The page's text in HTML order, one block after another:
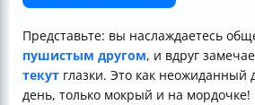
Представьте: вы наслаждаетесь
пушистым другом, и вдруг
текут глазки. Это как неожиданный
день, только мокрый и на мордочке!